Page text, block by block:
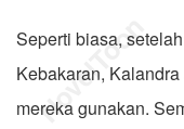
Seperti biasa,
Kebakaran,
mereka gunakan.